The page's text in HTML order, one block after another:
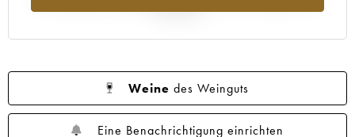
Weine des Weinguts
Eine Benachrichtigung einrichten